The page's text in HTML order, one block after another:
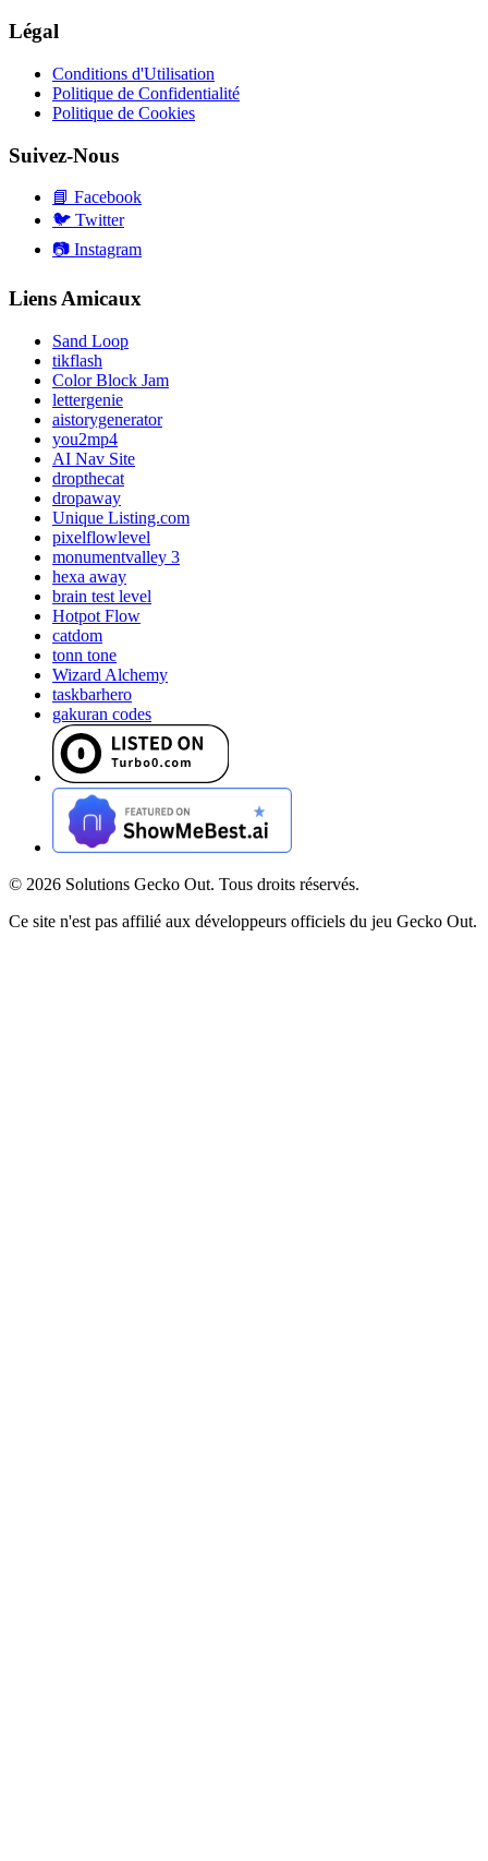
Légal
Conditions d'Utilisation
Politique de Confidentialité
Politique de Cookies
Suivez-Nous
📘 Facebook
🐦 Twitter
📷 Instagram
Liens Amicaux
Sand Loop
tikflash
Color Block Jam
lettergenie
aistorygenerator
you2mp4
AI Nav Site
dropthecat
dropaway
Unique Listing.com
pixelflowlevel
monumentvalley 3
hexa away
brain test level
Hotpot Flow
catdom
tonn tone
Wizard Alchemy
taskbarhero
gakuran codes
© 2026 Solutions Gecko Out. Tous droits réservés.
Ce site n'est pas affilié aux développeurs officiels du jeu Gecko Out.